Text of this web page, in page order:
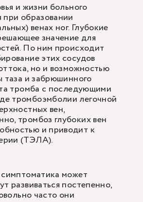
и жизни больного
при образовании
венах ног. Глубокие
значение для
По ним происходит
этих сосудов
но и возможностью
таза и забрюшинного
тромба с последующими
тромбоэмболии легочной
вен,
тромбоз глубоких вен
и приводит к
(ТЭЛА).
может
развиваться постепенно,
часто они